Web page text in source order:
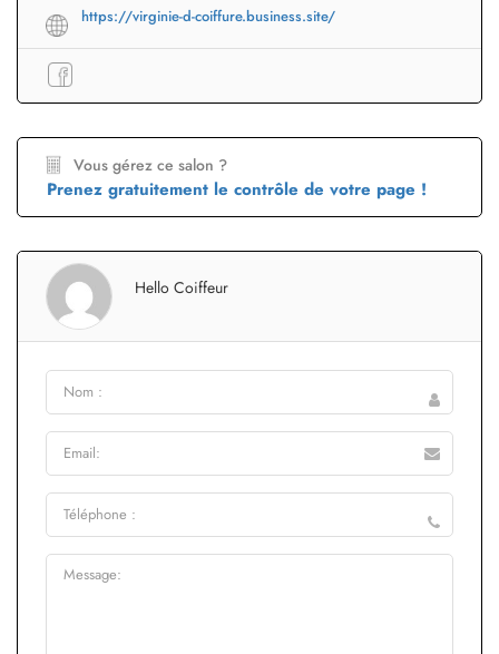
https://virginie-d-coiffure.business.site/
Vous gérez ce salon ?
Prenez gratuitement le contrôle de votre page !
Hello Coiffeur